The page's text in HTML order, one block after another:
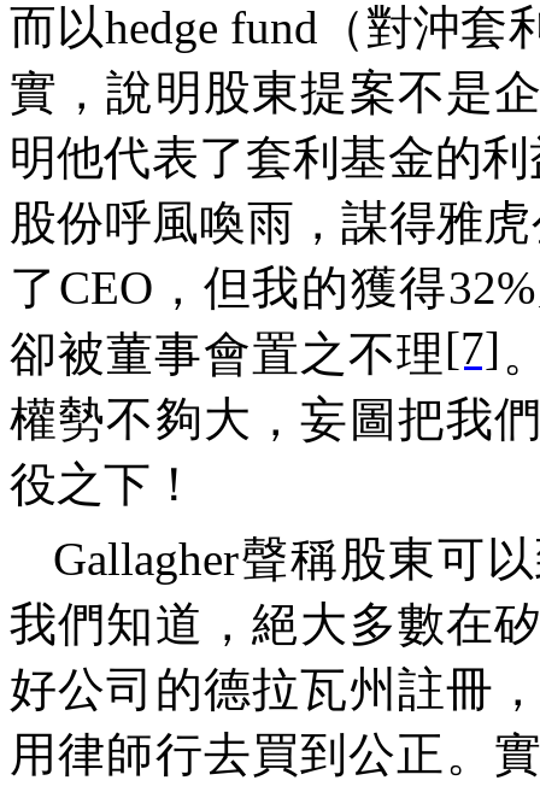
而以hedge fund（對沖
實，說明股東提案不是
明他代表了套利基金的
股份呼風喚雨，謀得雅
了CEO，但我的獲得
卻被董事會置之不理[7]
權勢不夠大，妄圖把我
役之下！
Gallagher聲稱股東可
我們知道，絕大多數在
好公司的德拉瓦州註冊
用律師行去買到公正。